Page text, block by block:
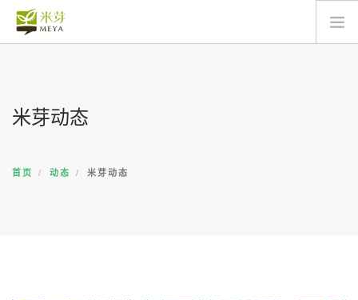
产品
商城
米芽动态
首页 动态 米芽动态